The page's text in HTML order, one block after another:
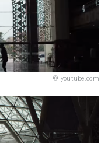
youtube.com